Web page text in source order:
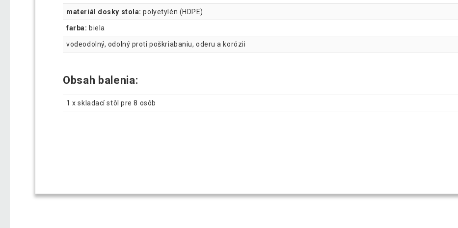
materiál dosky stola: polyetylén (HDPE)
farba: biela
vodeodolný, odolný proti poškriabaniu, oderu a korózii
Obsah balenia:
1 x skladací stôl pre 8 osôb